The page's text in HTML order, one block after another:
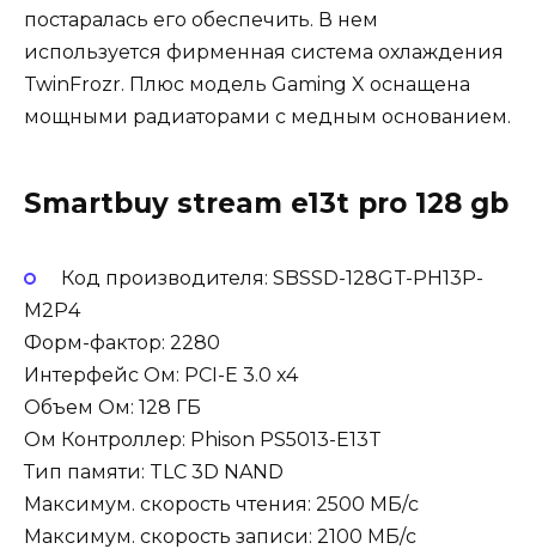
постаралась его обеспечить. В нем
используется фирменная система охлаждения
TwinFrozr. Плюс модель Gaming X оснащена
мощными радиаторами с медным основанием.
Smartbuy stream e13t pro 128 gb
Код производителя: SBSSD-128GT-PH13P-
M2P4
Форм-фактор: 2280
Интерфейс Ом: PCI-E 3.0 x4
Объем Ом: 128 ГБ
Ом Контроллер: Phison PS5013-E13T
Тип памяти: TLC 3D NAND
Максимум. скорость чтения: 2500 МБ/с
Максимум. скорость записи: 2100 МБ/с